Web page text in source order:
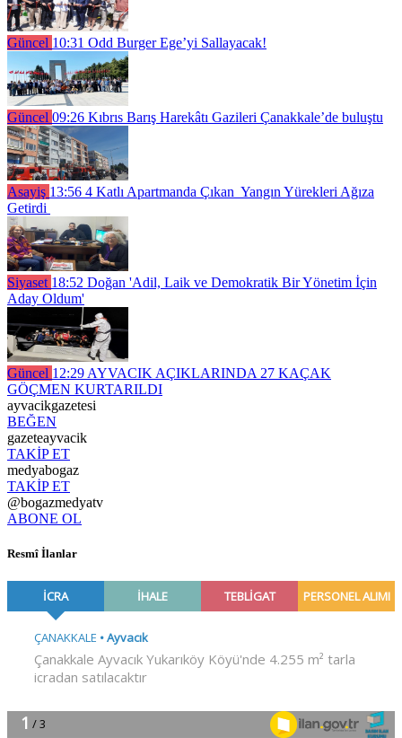
Güncel 10:31 Odd Burger Ege’yi Sallayacak!
Güncel 09:26 Kıbrıs Barış Harekâtı Gazileri Çanakkale’de buluştu
Asayiş 13:56 4 Katlı Apartmanda Çıkan Yangın Yürekleri Ağıza
Getirdi
Siyaset 18:52 Doğan 'Adil, Laik ve Demokratik Bir Yönetim İçin
Aday Oldum'
Güncel 12:29 AYVACIK AÇIKLARINDA 27 KAÇAK
GÖÇMEN KURTARILDI
ayvacikgazetesi
BEĞEN
gazeteayvacik
TAKİP ET
medyabogaz
TAKİP ET
@bogazmedyatv
ABONE OL
Resmî İlanlar